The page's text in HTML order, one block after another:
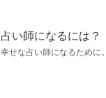
占い師になるには？
幸せな占い師になるために。